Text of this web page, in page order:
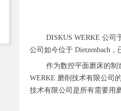
DISKUS WERKE 公司
公司如今位于 Dietzenbach
作为数控平面磨床的制
WERKE 磨削技术有限公司
技术有限公司是所有需要用